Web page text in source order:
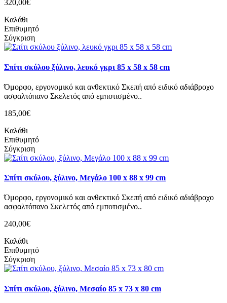
320,00€
Καλάθι
Επιθυμητό
Σύγκριση
Σπίτι σκύλου ξύλινο, λευκό γκρι 85 x 58 x 58 cm
Όμορφο, εργονομικό και ανθεκτικό Σκεπή από ειδικό αδιάβροχο
ασφαλτόπανο Σκελετός από εμποτισμένο..
185,00€
Καλάθι
Επιθυμητό
Σύγκριση
Σπίτι σκύλου, ξύλινο, Μεγάλο 100 x 88 x 99 cm
Όμορφο, εργονομικό και ανθεκτικό Σκεπή από ειδικό αδιάβροχο
ασφαλτόπανο Σκελετός από εμποτισμένο..
240,00€
Καλάθι
Επιθυμητό
Σύγκριση
Σπίτι σκύλου, ξύλινο, Μεσαίο 85 x 73 x 80 cm